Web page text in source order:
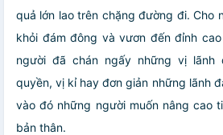
quả lớn lao trên chặng đường đi. Cho
khỏi đám đông và vươn đến đỉnh
người đã chán ngấy những vị lãnh
quyền, vị kỉ hay đơn giản những lãnh
vào đó những người muốn nâng cao
bản thân.